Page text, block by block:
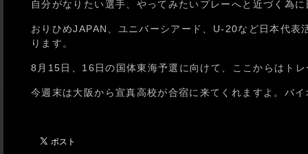
自分がなりたい選手、やってみたいプレーへと近づく為
おりひめJAPAN、ユニバーシアード、U-20など日本代
ります。
8月15日、16日の国体東海予選に向けて、ここからはト
今週末は大阪から宣真高校が合宿に来てくれますよ。バ